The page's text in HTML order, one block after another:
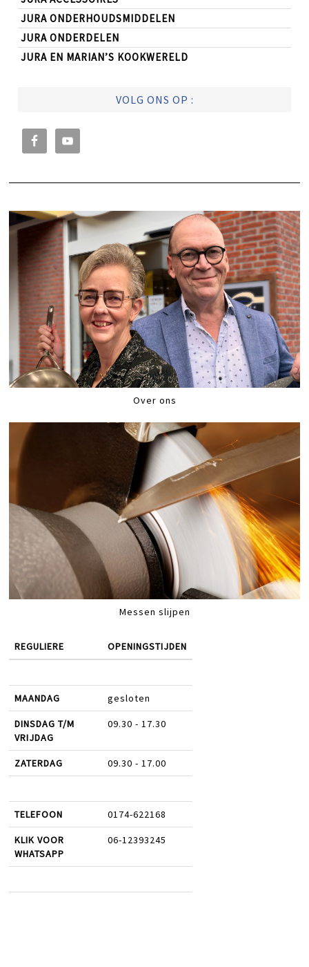
JURA ONDERHOUDSMIDDELEN
JURA ONDERDELEN
JURA EN MARIAN’S KOOKWERELD
VOLG ONS OP :
Over ons
Messen slijpen
REGULIERE OPENINGSTIJDEN
MAANDAG gesloten
DINSDAG T/M
VRIJDAG
09.30 - 17.30
ZATERDAG 09.30 - 17.00
TELEFOON 0174-622168
KLIK VOOR
WHATSAPP
06-12393245